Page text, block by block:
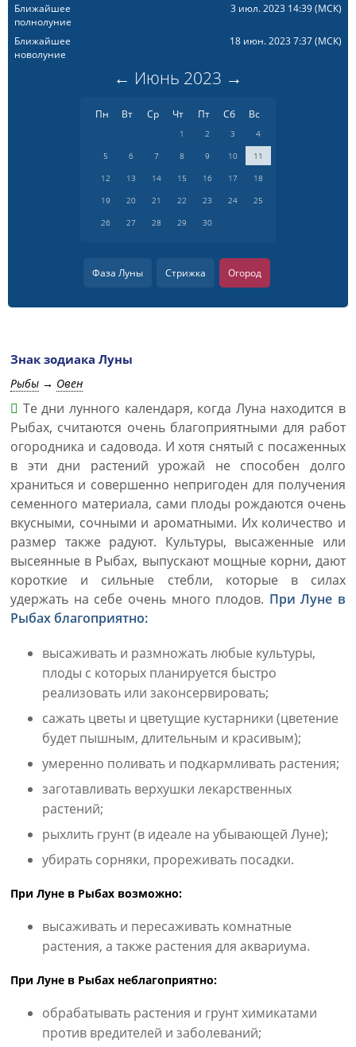
Ближайшее
полнолуние
3 июл. 2023 14:39(МСК)
Ближайшее
новолуние
18 июн. 2023 7:37(МСК)
← Июнь 2023 →
Пн Вт Ср Чт Пт Сб Вс
1 2 3
4
5
6 7 8 9 10
11
12
13 14 15 16 17
18
19
20 21 22 23 24
25
26
27 28 29 30
Фаза Луны Стрижка Огород
Знак зодиака Луны
Рыбы → Овен
Те дни лунного календаря, когда Луна находится в
Рыбах, считаются очень благоприятными для работ
огородника и садовода. И хотя снятый с посаженных
в эти дни растений урожай не способен долго
храниться и совершенно непригоден для получения
семенного материала, сами плоды рождаются очень
вкусными, сочными и ароматными. Их количество и
размер также радуют. Культуры, высаженные или
высеянные в Рыбах, выпускают мощные корни, дают
короткие и сильные стебли, которые в силах
удержать на себе очень много плодов. При Луне в
Рыбах благоприятно:
высаживать и размножать любые культуры,
плоды с которых планируется быстро
реализовать или законсервировать;
сажать цветы и цветущие кустарники (цветение
будет пышным, длительным и красивым);
умеренно поливать и подкармливать растения;
заготавливать верхушки лекарственных
растений;
рыхлить грунт (в идеале на убывающей Луне);
убирать сорняки, прореживать посадки.
При Луне в Рыбах возможно:
высаживать и пересаживать комнатные
растения, а также растения для аквариума.
При Луне в Рыбах неблагоприятно:
обрабатывать растения и грунт химикатами
против вредителей и заболеваний;